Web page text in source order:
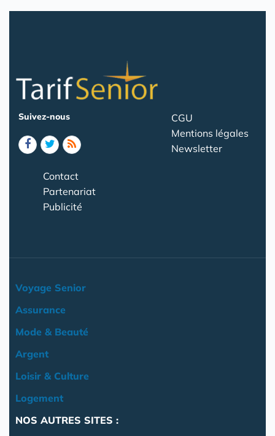
Suivez-nous
CGU
Mentions légales
Newsletter
Contact
Partenariat
Publicité
Voyage Senior
Assurance
Mode & Beauté
Argent
Loisir & Culture
Logement
NOS AUTRES SITES :